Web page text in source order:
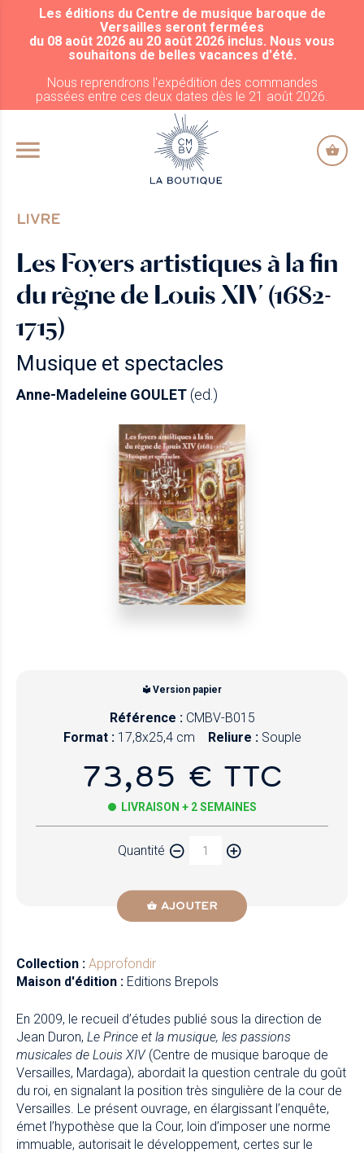
ALLER AU CONTENU PRINCIPAL
Les éditions du Centre de musique baroque de
Versailles seront fermées
du 08 août 2026 au 20 août 2026 inclus. Nous vous
souhaitons de belles vacances d'été.
Nous reprendrons l'expédition des commandes
passées entre ces deux dates dès le 21 août 2026.
LIVRE
Les Foyers artistiques à la fin
du règne de Louis XIV (1682-
1715)
Musique et spectacles
Anne-Madeleine GOULET(ed.)
Version papier
Référence : CMBV-B015
Format : 17,8x25,4 cm Reliure : Souple
73,85 € TTC
LIVRAISON + 2 SEMAINES
Quantité
AJOUTER
Collection : Approfondir
Maison d'édition : Editions Brepols
En 2009, le recueil d’études publié sous la direction de
Jean Duron, Le Prince et la musique, les passions
musicales de Louis XIV (Centre de musique baroque de
Versailles, Mardaga), abordait la question centrale du goût
du roi, en signalant la position très singulière de la cour de
Versailles. Le présent ouvrage, en élargissant l’enquête,
émet l’hypothèse que la Cour, loin d’imposer une norme
immuable, autorisait le développement, certes sur le